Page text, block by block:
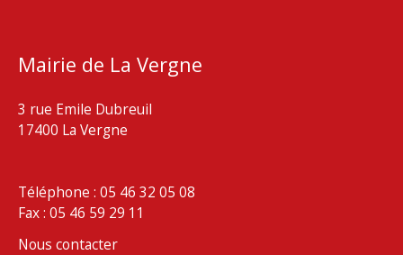
Mairie de La Vergne
3 rue Emile Dubreuil
17400 La Vergne
Téléphone : 05 46 32 05 08
Fax : 05 46 59 29 11
Nous contacter